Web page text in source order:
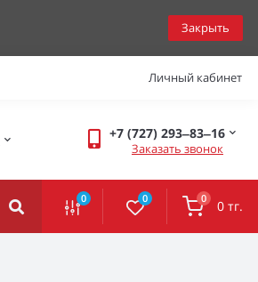
Закрыть
Личный кабинет
+7 (727) 293‒83‒16
Заказать звонок
0 0 0 0 тг.